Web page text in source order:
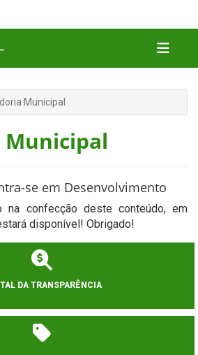
Municipal
se em Desenvolvimento
na confecção deste conteúdo, em
disponível! Obrigado!
DA TRANSPARÊNCIA